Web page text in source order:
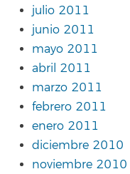
julio 2011
junio 2011
mayo 2011
abril 2011
marzo 2011
febrero 2011
enero 2011
diciembre 2010
noviembre 2010